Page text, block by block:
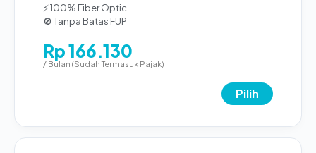
⚡ 100% Fiber Optic
🚫 Tanpa Batas FUP
Rp 166.130
/ Bulan (Sudah Termasuk Pajak)
Pilih